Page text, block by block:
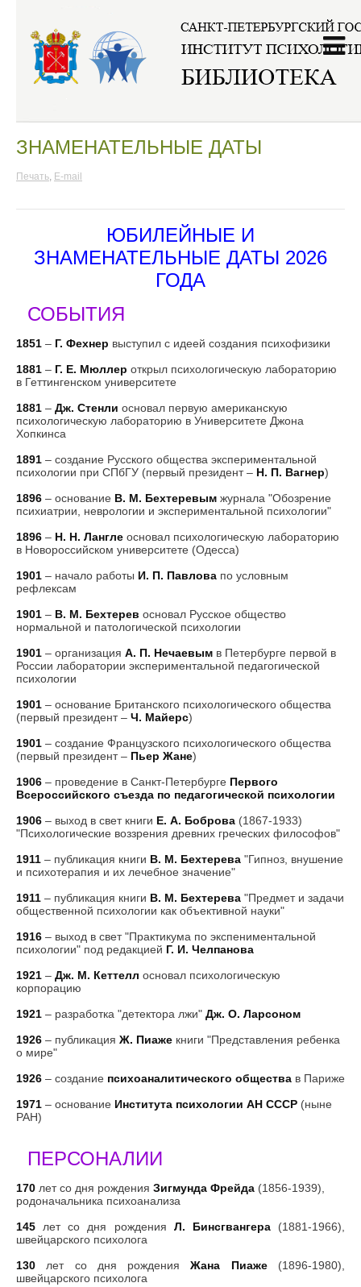
ЗНАМЕНАТЕЛЬНЫЕ ДАТЫ
Печать, E-mail
ЮБИЛЕЙНЫЕ И
ЗНАМЕНАТЕЛЬНЫЕ ДАТЫ 2026
ГОДА
СОБЫТИЯ
1851 – Г. Фехнер выступил с идеей создания психофизики
1881 – Г. Е. Мюллер открыл психологическую лабораторию
в Геттингенском университете
1881 – Дж. Стенли основал первую американскую
психологическую лабораторию в Университете Джона
Хопкинса
1891 – создание Русского общества экспериментальной
психологии при СПбГУ (первый президент – Н. П. Вагнер)
1896 – основание В. М. Бехтеревым журнала "Обозрение
психиатрии, неврологии и экспериментальной психологии"
1896 – Н. Н. Лангле основал психологическую лабораторию
в Новороссийском университете (Одесса)
1901 – начало работы И. П. Павлова по условным
рефлексам
1901 – В. М. Бехтерев основал Русское общество
нормальной и патологической психологии
1901 – организация А. П. Нечаевым в Петербурге первой в
России лаборатории экспериментальной педагогической
психологии
1901 – основание Британского психологического общества
(первый президент – Ч. Майерс)
1901 – создание Французского психологического общества
(первый президент – Пьер Жане)
1906 – проведение в Санкт-Петербурге Первого
Всероссийского съезда по педагогической психологии
1906 – выход в свет книги Е. А. Боброва (1867-1933)
"Психологические воззрения древних греческих философов"
1911 – публикация книги В. М. Бехтерева "Гипноз, внушение
и психотерапия и их лечебное значение"
1911 – публикация книги В. М. Бехтерева "Предмет и задачи
общественной психологии как объективной науки"
1916 – выход в свет "Практикума по экспениментальной
психологии" под редакцией Г. И. Челпанова
1921 – Дж. М. Кеттелл основал психологическую
корпорацию
1921 – разработка "детектора лжи" Дж. О. Ларсоном
1926 – публикация Ж. Пиаже книги "Представления ребенка
о мире"
1926 – создание психоаналитического общества в Париже
1971 – основание Института психологии АН СССР (ныне
РАН)
ПЕРСОНАЛИИ
170 лет со дня рождения Зигмунда Фрейда (1856-1939),
родоначальника психоанализа
145 лет со дня рождения Л. Бинсгвангера(1881-1966),
швейцарского психолога
130 лет со дня рожденияЖана Пиаже(1896-1980),
швейцарского психолога